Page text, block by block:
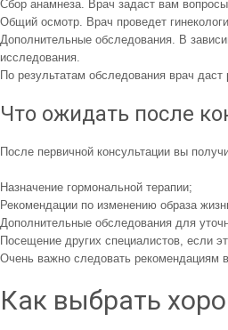
Сбор анамнеза. Врач задаст вам
Общий осмотр. Врач проведет
Дополнительные обследования. В
исследования.
По результатам обследования врач
Что ожидать после
После первичной консультации вы
Назначение гормональной терапии;
Рекомендации по изменению образа
Дополнительные обследования для
Посещение других специалистов, если
Очень важно следовать рекомендациям
Как выбрать